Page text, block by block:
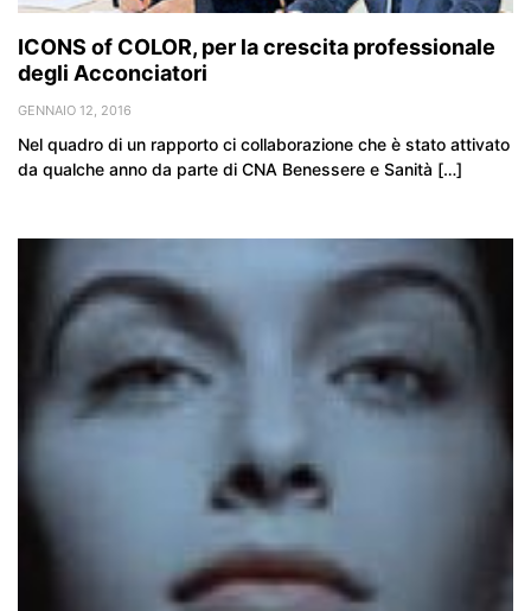
ICONS of COLOR, per la crescita professionale
degli Acconciatori
GENNAIO 12, 2016
Nel quadro di un rapporto ci collaborazione che è stato attivato
da qualche anno da parte di CNA Benessere e Sanità […]